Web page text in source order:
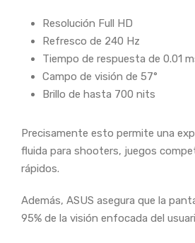
Resolución Full HD
Refresco de 240 Hz
Tiempo de respuesta de 0.01
Campo de visión de 57°
Brillo de hasta 700 nits
Precisamente esto permite una
fluida para shooters, juegos
rápidos.
Además, ASUS asegura que la
95% de la visión enfocada del